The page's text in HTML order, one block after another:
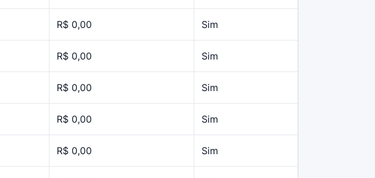
R$ 0,00 Sim
R$ 0,00 Sim
R$ 0,00 Sim
R$ 0,00 Sim
R$ 0,00 Sim